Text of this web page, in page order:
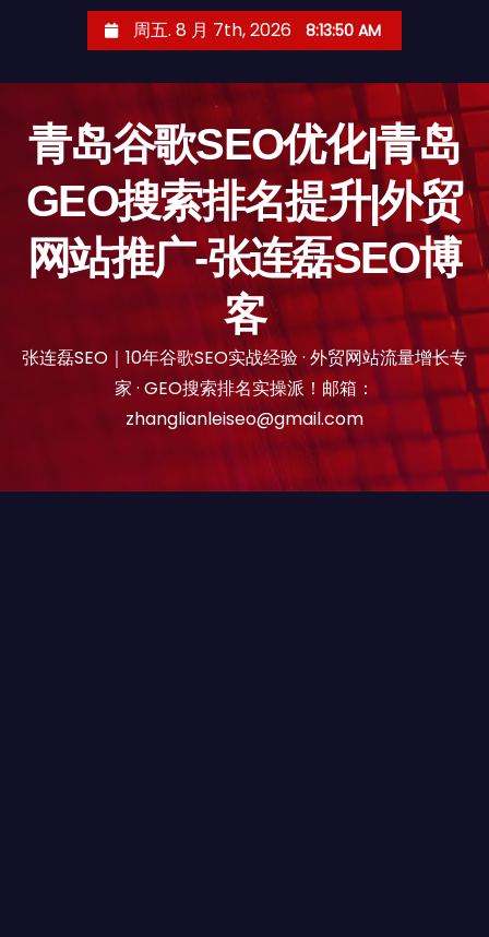
周五. 8 月 7th, 2026 8:13:51 AM
青岛谷歌SEO优化|青岛
GEO搜索排名提升|外贸
网站推广-张连磊SEO博
客
张连磊SEO｜10年谷歌SEO实战经验 · 外贸网站流量增长专
家 · GEO搜索排名实操派！邮箱：
zhanglianleiseo@gmail.com